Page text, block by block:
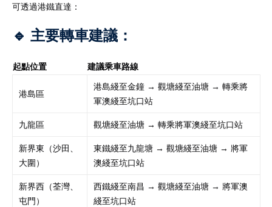
可透過港鐵直達：
🔹 主要轉車建議：
起點位置 建議乘車路線
港島區
港島綫至金鐘 → 觀塘綫至油塘 → 轉乘將
軍澳綫至坑口站
九龍區 觀塘綫至油塘 → 轉乘將軍澳綫至坑口站
新界東（沙田、
大圍）
東鐵綫至九龍塘 → 觀塘綫至油塘 → 將軍
澳綫至坑口站
新界西（荃灣、
屯門）
西鐵綫至南昌 → 觀塘綫至油塘 → 將軍澳
綫至坑口站